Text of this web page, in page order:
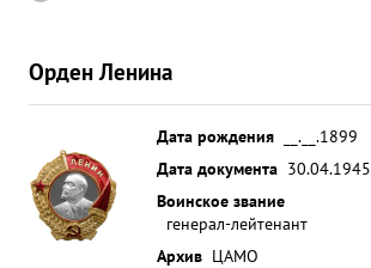
Орден Ленина
Дата рождения
__.__.1899
Дата документа 30.04.1945
Воинское звание
генерал-лейтенант
Архив ЦАМО